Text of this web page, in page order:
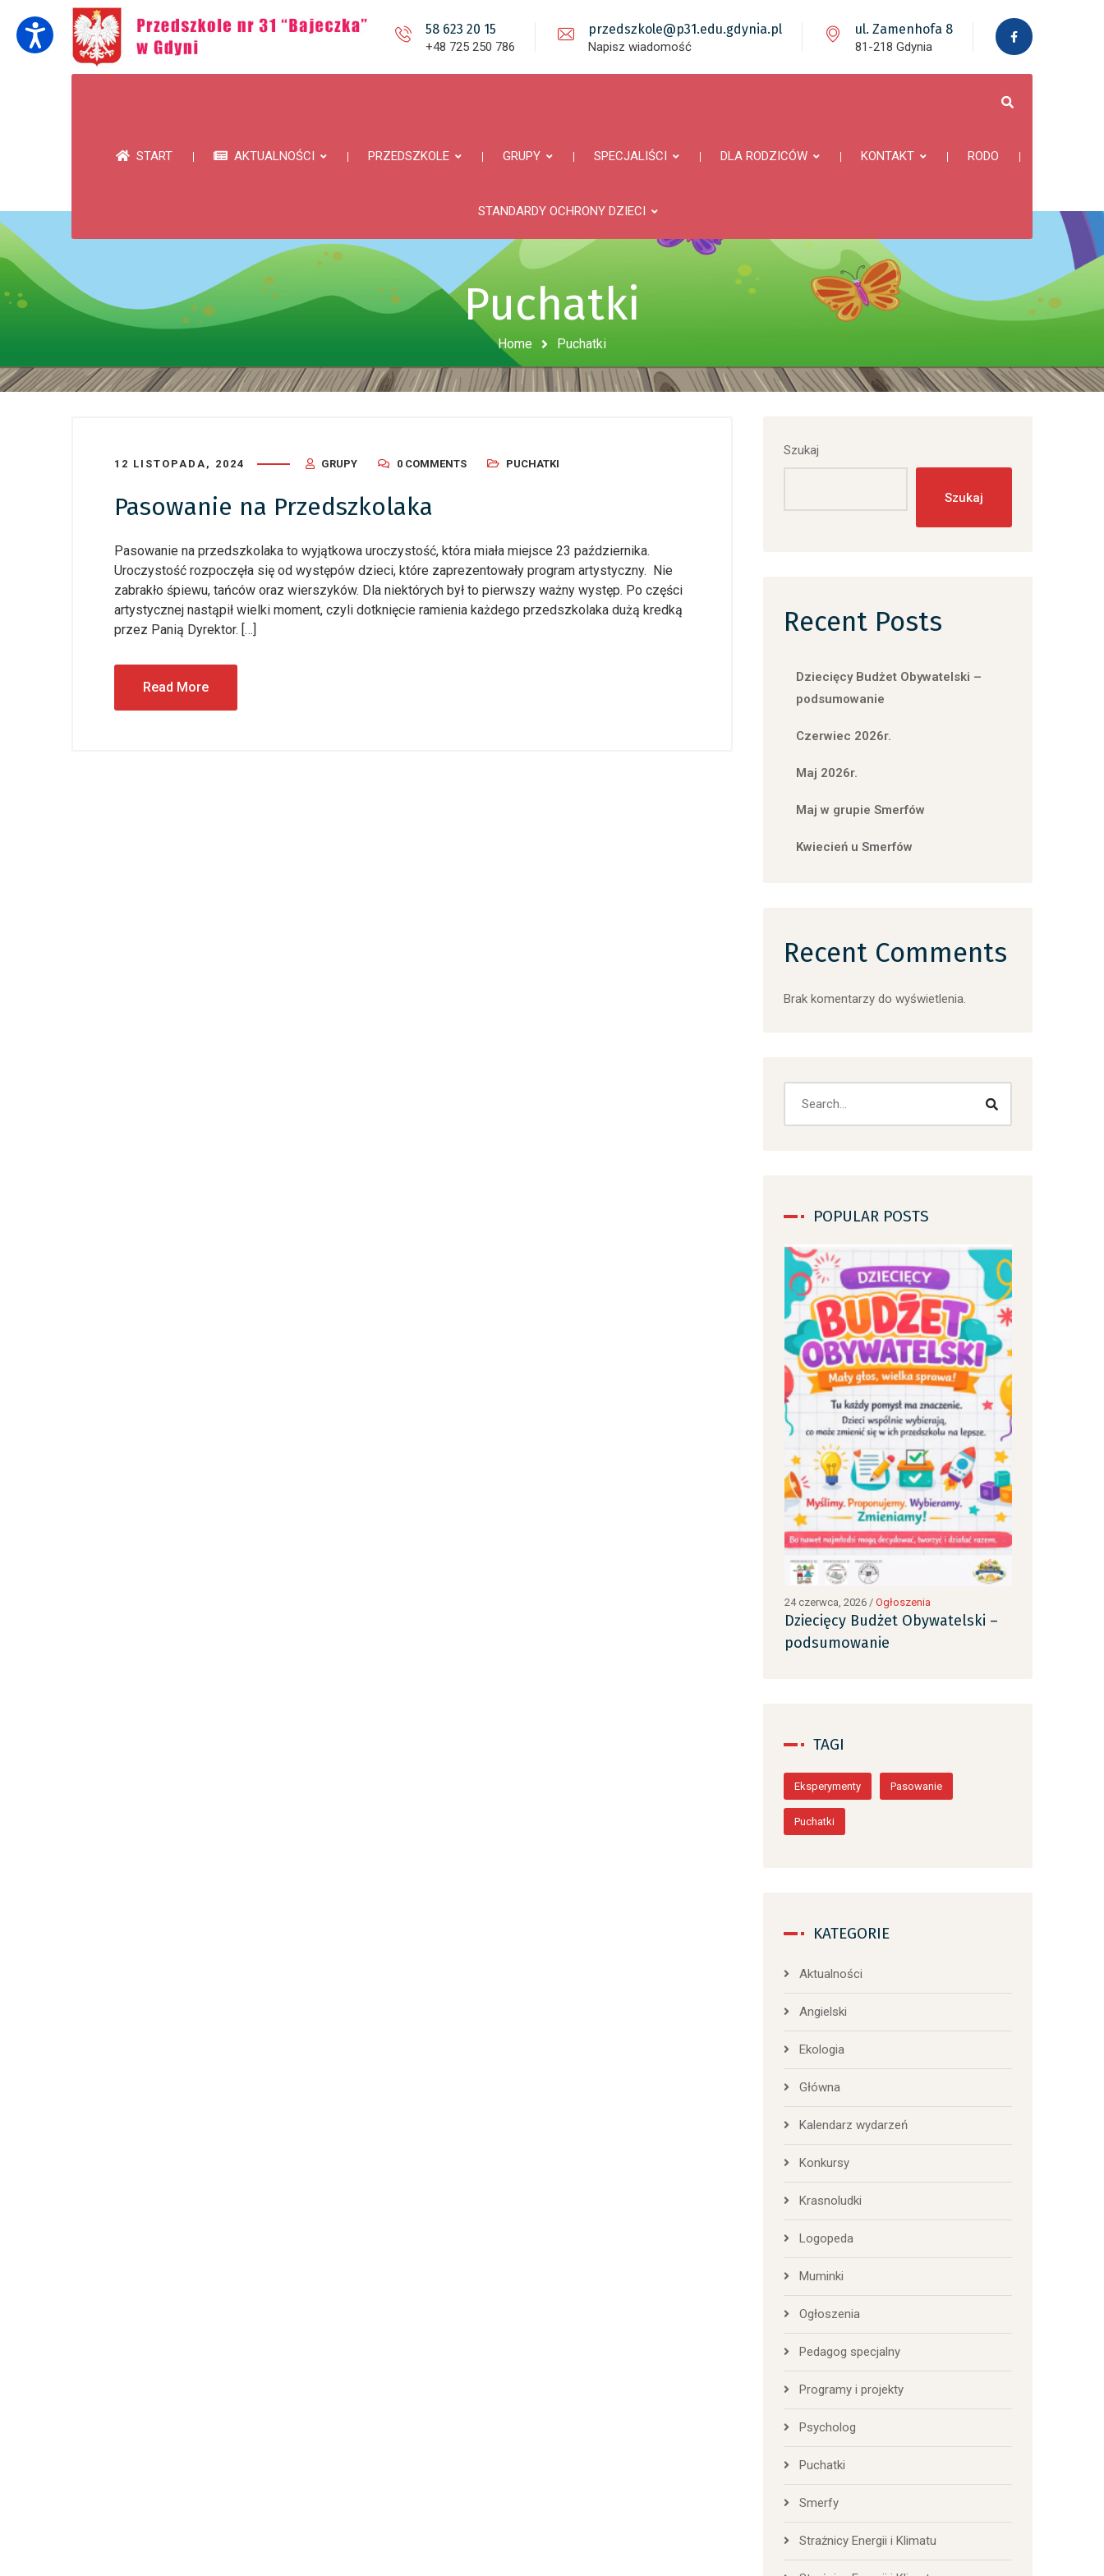
58 623 20 15
+48 725 250 786
przedszkole@p31.edu.gdynia.pl
Napisz wiadomość
ul. Zamenhofa 8
81-218 Gdynia
START AKTUALNOŚCI PRZEDSZKOLE GRUPY SPECJALIŚCI DLA RODZICÓW KONTAKT RODO
STANDARDY OCHRONY DZIECI
Puchatki
Home Puchatki
12 LISTOPADA, 2024 GRUPY 0 COMMENTS PUCHATKI
Pasowanie na Przedszkolaka
Pasowanie na przedszkolaka to wyjątkowa uroczystość, która miała miejsce 23 października.
Uroczystość rozpoczęła się od występów dzieci, które zaprezentowały program artystyczny. Nie
zabrakło śpiewu, tańców oraz wierszyków. Dla niektórych był to pierwszy ważny występ. Po części
artystycznej nastąpił wielki moment, czyli dotknięcie ramienia każdego przedszkolaka dużą kredką
przez Panią Dyrektor. […]
Read More
Szukaj
Szukaj
Recent Posts
Dziecięcy Budżet Obywatelski –
podsumowanie
Czerwiec 2026r.
Maj 2026r.
Maj w grupie Smerfów
Kwiecień u Smerfów
Recent Comments
Brak komentarzy do wyświetlenia.
POPULAR POSTS
24 czerwca, 2026/ Ogłoszenia
Dziecięcy Budżet Obywatelski –
podsumowanie
TAGI
Eksperymenty Pasowanie
Puchatki
KATEGORIE
Aktualności
Angielski
Ekologia
Główna
Kalendarz wydarzeń
Konkursy
Krasnoludki
Logopeda
Muminki
Ogłoszenia
Pedagog specjalny
Programy i projekty
Psycholog
Puchatki
Smerfy
Strażnicy Energii i Klimatu